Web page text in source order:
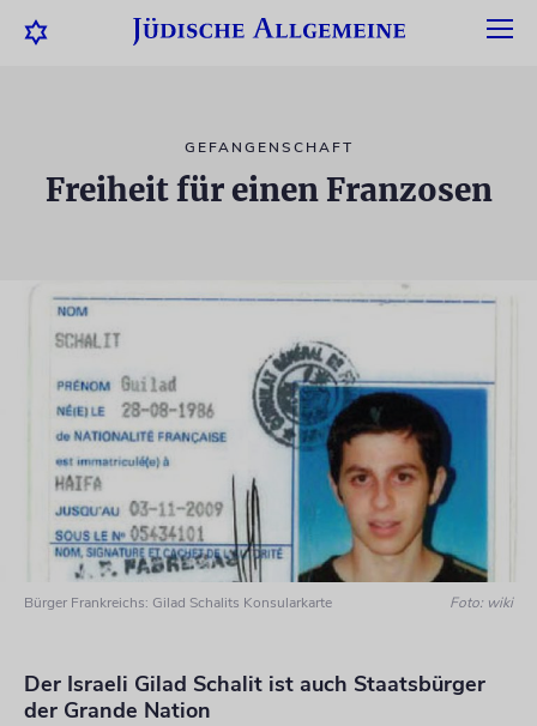
GEFANGENSCHAFT
Freiheit für einen Franzosen
Bürger Frankreichs: Gilad Schalits Konsularkarte Foto: wiki
Der Israeli Gilad Schalit ist auch Staatsbürger
der Grande Nation